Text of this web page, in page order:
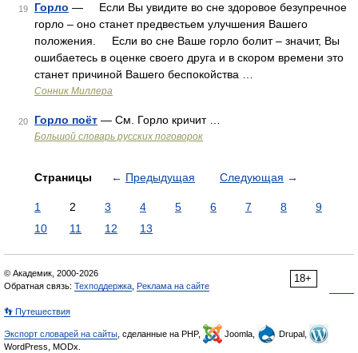
19 Горло — Если Вы увидите во сне здоровое безупречное
горло – оно станет предвестьем улучшения Вашего
положения. Если во сне Ваше горло болит – значит, Вы
ошибаетесь в оценке своего друга и в скором времени это
станет причиной Вашего беспокойства …
Сонник Миллера
20 Горло поёт — См. Горло кричит …
Большой словарь русских поговорок
Страницы ← Предыдущая Следующая →
1 2 3 4 5 6 7 8
9
10
11 12 13
18+
© Академик, 2000-2026
Обратная связь: Техподдержка Реклама на сайте
👣 Путешествия
Экспорт словарей на сайты , сделанные на PHP, Joomla,
Drupal,
WordPress, MODx.